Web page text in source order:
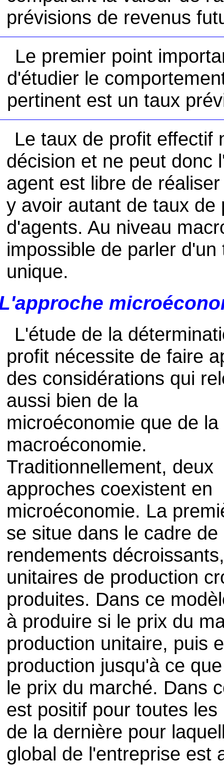
prévisions de revenus
Le premier point
d'étudier le
pertinent est un taux
Le taux de profit effectif
décision et ne peut donc
agent est libre de
y avoir autant de taux de
d'agents. Au niveau
impossible de parler
unique.
L'étude de la
profit nécessite de faire
des considérations qui
aussi bien de la
microéconomie que de la
macroéconomie.
Traditionnellement, deux
approches coexistent en
microéconomie. La
se situe dans le cadre de
rendements
unitaires de production
produites. Dans ce
à produire si le prix du
production unitaire, puis
production jusqu'à ce
le prix du marché. Dans
est positif pour toutes
de la dernière pour
global de l'entreprise est